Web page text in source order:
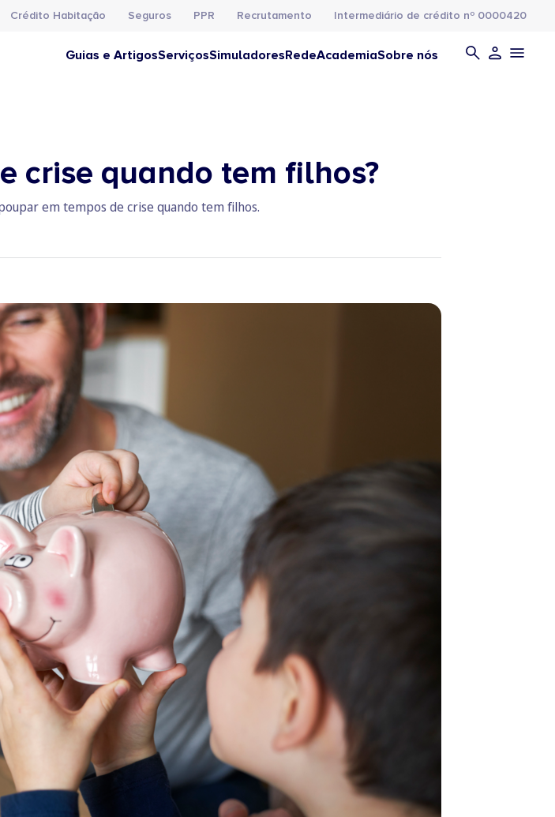
Crédito Habitação Seguros PPR Recrutamento Intermediário de crédito nº 0000420
Guias e ArtigosServiçosSimuladoresRedeAcademiaSobre nós
crise quando tem filhos?
em tempos de crise quando tem filhos.